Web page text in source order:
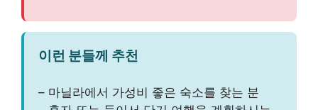
이런 분들께 추천
– 마닐라에서 가성비 좋은 숙소를 찾는 분